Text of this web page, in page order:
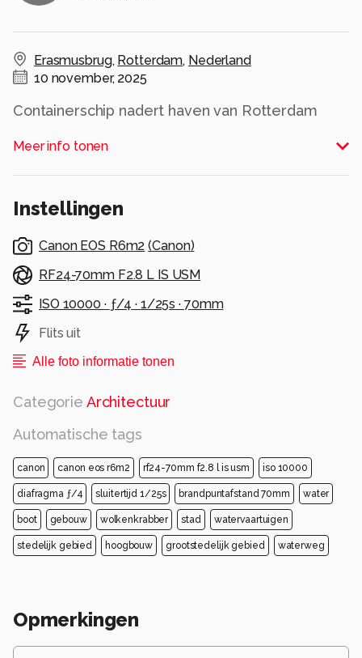
Erasmusbrug, Rotterdam, Nederland
10 november, 2025
Containerschip nadert haven van Rotterdam
Meer info tonen
Instellingen
Canon EOS R6m2 (Canon)
RF24-70mm F2.8 L IS USM
ISO 10000 · ƒ/4 · 1/25s · 70mm
Flits uit
Alle foto informatie tonen
Categorie Architectuur
Automatische tags
canon canon eos r6m2 rf24-70mm f2.8 l is usm iso 10000
diafragma ƒ/4 sluitertijd 1/25s brandpuntafstand 70mm water
boot gebouw wolkenkrabber stad watervaartuigen
stedelijk gebied hoogbouw grootstedelijk gebied waterweg
Opmerkingen